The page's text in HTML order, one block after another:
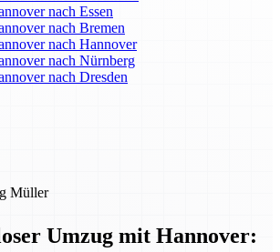
nach Essen
nach Bremen
nach Hannover
nach Nürnberg
nach Dresden
Müller
Umzug mit Hannover: